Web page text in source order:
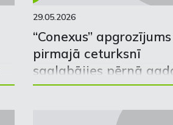
29.05.2026
“Conexus” apgrozījums
pirmajā ceturksnī
saglabājies pērnā
līmenī